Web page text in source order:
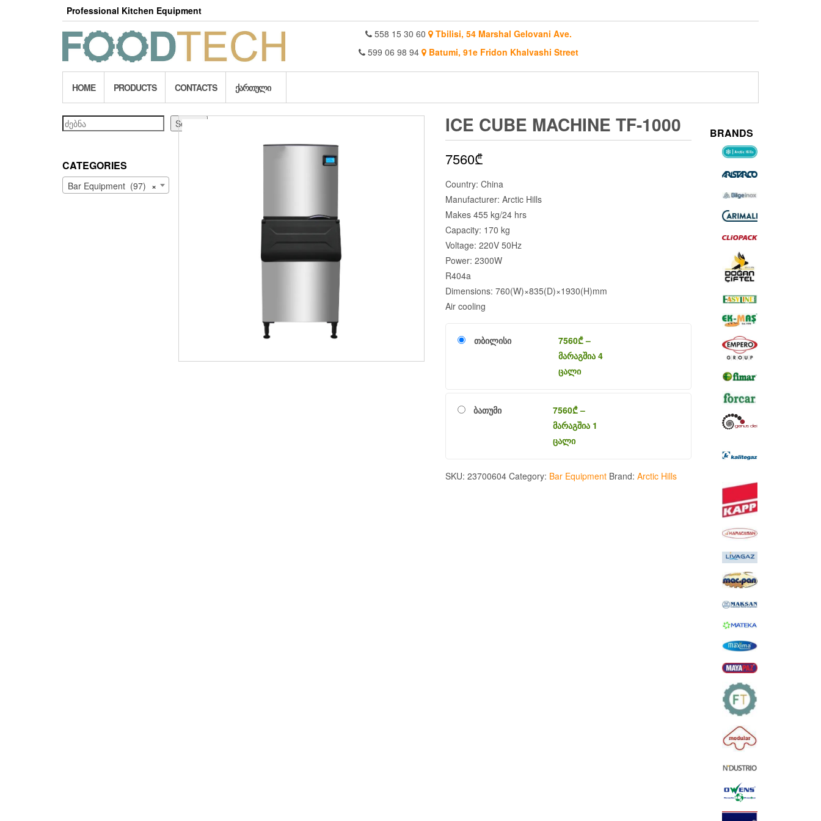
Professional Kitchen Equipment
558 15 30 60
Tbilisi, 54 Marshal Gelovani Ave.
599 06 98 94
Batumi, 91e Fridon Khalvashi Street
HOME PRODUCTS CONTACTS ᲥᲐᲠᲗᲣᲚᲘ
Search Search
CATEGORIES
×
Bar Equipment (97)
ICE CUBE MACHINE TF-1000
7560₾
Country: China
Manufacturer: Arctic Hills
Makes 455 kg/24 hrs
Capacity: 170 kg
Voltage: 220V 50Hz
Power: 2300W
R404a
Dimensions: 760(W)×835(D)×1930(H)mm
Air cooling
თბილისი 7560₾–
მარაგშია 4
ცალი
ბათუმი 7560₾–
მარაგშია 1
ცალი
SKU: 23700604 Category: Bar Equipment Brand: Arctic Hills
BRANDS